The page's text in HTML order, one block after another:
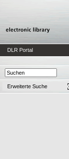
DLR Portal
Erweiterte Suche